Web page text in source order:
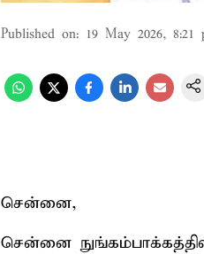
Published on: 19 May 2026, 8:21
சென்னை,
சென்னை